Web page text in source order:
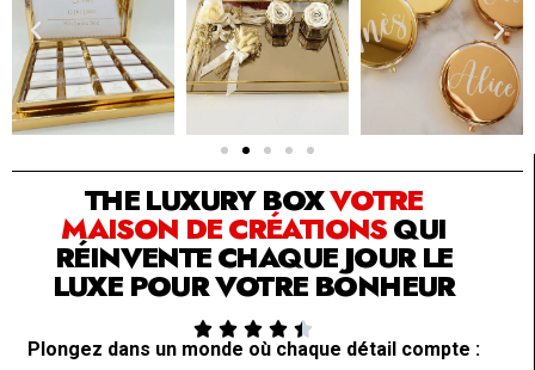
SOLUTION PAR THE LUXURY BOX & CO
THE LUXURY BOXVOTRE
MAISON DE CRÉATIONSQUI
RÉINVENTE CHAQUE JOUR LE
LUXE POUR VOTRE BONHEUR
    
Plongez dans un monde où chaque détail compte :